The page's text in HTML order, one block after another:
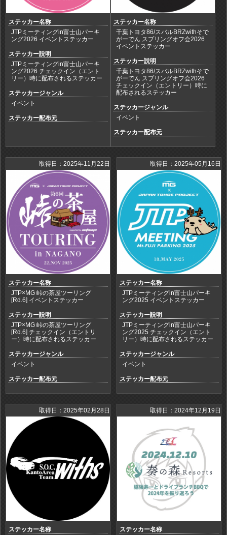
ステッカー名称
JTPミーティングin富士山パーキ
ング2026 イベントステッカー
ステッカー説明
JTPミーティングin富士山パーキ
ング2026 チェックイン（エント
リー）時に配布されるステッカー
ステッカージャンル
イベント
ステッカー配布元
ステッカー名称
千葉トヨタ86/スバルBRZwithそで
がーでん スプリングオフ会2026
イベントステッカー
ステッカー説明
千葉トヨタ86/スバルBRZwithそで
がーでん スプリングオフ会2026
チェックイン（エントリー）時に
配布されるステッカー
ステッカージャンル
イベント
ステッカー配布元
取得日：2025年11月22日
ステッカー名称
JTP×MG 峠の茶屋ツーリング
[Rd.6] イベントステッカー
ステッカー説明
JTP×MG 峠の茶屋ツーリング
[Rd.6] チェックイン（エントリ
ー）時に配布されるステッカー
ステッカージャンル
イベント
ステッカー配布元
取得日：2025年05月16日
ステッカー名称
JTPミーティングin富士山パーキ
ング2025 イベントステッカー
ステッカー説明
JTPミーティングin富士山パーキ
ング2025 チェックイン（エント
リー）時に配布されるステッカー
ステッカージャンル
イベント
ステッカー配布元
取得日：2025年02月28日
ステッカー名称
取得日：2024年12月19日
ステッカー名称